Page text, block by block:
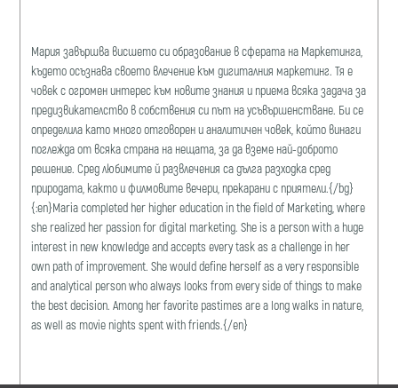
Мария завършва висшето си образование в сферата на Маркетинга,
където осъзнава своето влечение към дигиталния маркетинг. Тя е
човек с огромен интерес към новите знания и приема всяка задача за
предизвикателство в собствения си път на усъвършенстване. Би се
определила като много отговорен и аналитичен човек, който винаги
поглежда от всяка страна на нещата, за да вземе най-доброто
решение. Сред любимите й развлечения са дълга разходка сред
природата, както и филмовите вечери, прекарани с приятели.{/bg}
{:en}Maria completed her higher education in the field of Marketing, where
she realized her passion for digital marketing. She is a person with a huge
interest in new knowledge and accepts every task as a challenge in her
own path of improvement. She would define herself as a very responsible
and analytical person who always looks from every side of things to make
the best decision. Among her favorite pastimes are a long walks in nature,
as well as movie nights spent with friends.{/en}